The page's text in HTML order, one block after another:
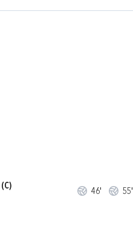
(C)
46' 55'